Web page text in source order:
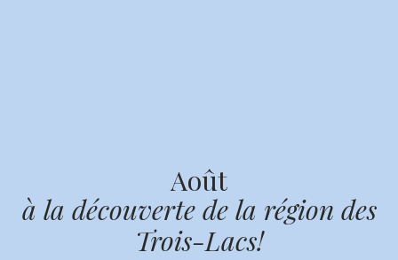
Août
à la découverte de la région des
Trois-Lacs!